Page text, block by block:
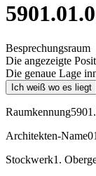
Besprechungsraum
Die angezeigte
Die genaue Lage
Ich weiß wo es liegt
Raumkennung
Architekten-Name
Stockwerk1.